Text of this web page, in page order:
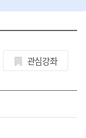
관심강좌